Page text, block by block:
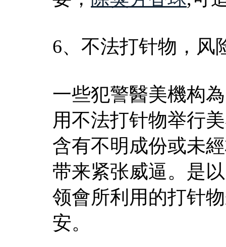
6、不法打针物，风
一些犯警醫美機构
用不法打针物举行
含有不明成份或未
带来紧张威逼。是
领會所利用的打针
安。